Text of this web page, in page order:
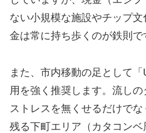
ない小規模な施設やチップ
金は常に持ち歩くのが鉄則で
また、市内移動の足として
用を強く推奨します。流し
ストレスを無くせるだけで
残る下町エリア（カタコン